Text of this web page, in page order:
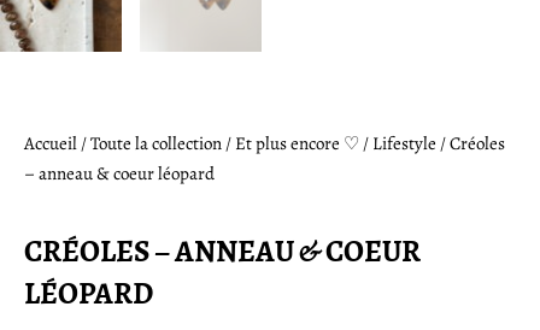
Accueil /Toute la collection / Et plus encore ♡ / Lifestyle / Créoles
– anneau & coeur léopard
CRÉOLES – ANNEAU & COEUR
LÉOPARD